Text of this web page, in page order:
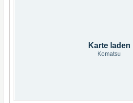
Karte laden
Komatsu